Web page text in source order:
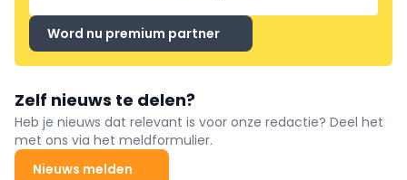
Word nu premium partner
Zelf nieuws te delen?
Heb je nieuws dat relevant is voor onze redactie? Deel het
met ons via het meldformulier.
Nieuws melden